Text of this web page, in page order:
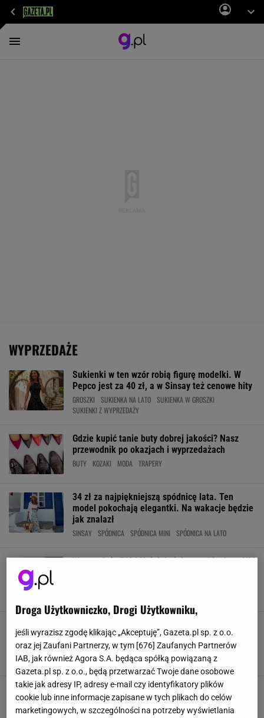
WYPRZEDAŻE
Sukienki w ten wzór robią figurę modelki. W
Pepco jest za 40 zł, a w Sinsay też cenowe hity
GROSZKI SUKIENKA NA LATO SUKIENKA W GROSZKI
SUKIENKI Z WYPRZEDAŻY
Gdzie kupić tanie buty dobrej jakości? Nasz
przewodnik po okazjach i wyprzedażach
BUTY KOZAKI MODA TRAPERY
34 zł za najpiękniejszą spódnicę lata. Ten
model pokochają elegantki. Na wakacje będzie
jak znalazł
SINSAY SPÓDNICA SPÓDNICA MINI SPÓDNICA NA LATO
Wyprzedaż -50%! Najpiękniejsza sukienka z HM
sweter z Mohito aż o 62% taniej! Podobne w
Answear, Gomez
MOHITO SWETER SWETER DAMSKI SWETER NA WIOSNĘ
Sukienka maxi w kobiecy wzór teraz
przeceniona aż o 64% w Reserved. Piękne też w
Top Secret i Renee
Droga Użytkowniczko, Drogi Użytkowniku,
jeśli wyrazisz zgodę klikając „Akceptuję”, Gazeta.pl sp. z o.o.
oraz jej Zaufani Partnerzy, w tym [ 676 ] Zaufanych Partnerów
IAB, jak również Agora S.A. będąca spółką powiązaną z
Gazeta.pl sp. z o.o., będą przetwarzać Twoje dane osobowe
takie jak adresy IP, adresy e-mail czy identyfikatory plików
cookie lub inne informacje zapisane w tych plikach do celów
marketingowych, w szczególności na potrzeby wyświetlania